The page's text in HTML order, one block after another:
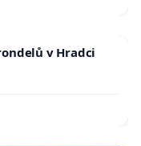
v Hradci